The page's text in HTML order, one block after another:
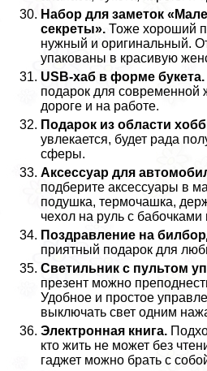
Набор для заметок
секреты». Тоже хороший
нужный и оригинальный.
упакованы в красивую
USB-хаб в форме букета.
подарок для
дороге и на работе.
Подарок из области
увлекается, будет рада
сферы.
Аксессуар для
подберите аксессуары в
подушка, термочашка,
чехол на руль с бабочками
Поздравление на
приятный подарок для
Светильник с пультом
презент можно
Удобное и простое
выключать свет одним
Электронная книга.
кто жить не может без
гаджет можно брать с